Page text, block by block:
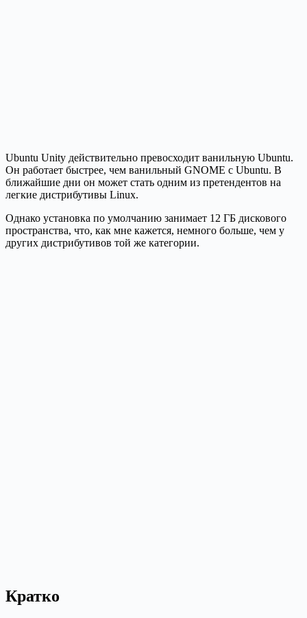
Ubuntu Unity действительно превосходит ванильную Ubuntu.
Он работает быстрее, чем ванильный GNOME с Ubuntu. В
ближайшие дни он может стать одним из претендентов на
легкие дистрибутивы Linux.
Однако установка по умолчанию занимает 12 ГБ дискового
пространства, что, как мне кажется, немного больше, чем у
других дистрибутивов той же категории.
Кратко